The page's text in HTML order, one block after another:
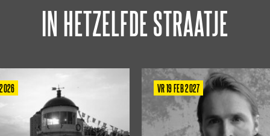
IN HETZELFDE STRAATJE
VR 19 FEB 2027